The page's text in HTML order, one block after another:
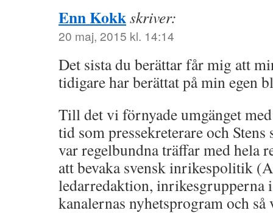
Enn Kokkskriver:
20 maj, 2015 kl. 14:14
Det sista du berättar får mig att
tidigare har berättat på min egen
Till det vi förnyade umgänget
tid som pressekreterare och
var regelbundna träffar med hela
att bevaka svensk inrikespolitik
ledarredaktion, inrikesgrupperna
kanalernas nyhetsprogram och